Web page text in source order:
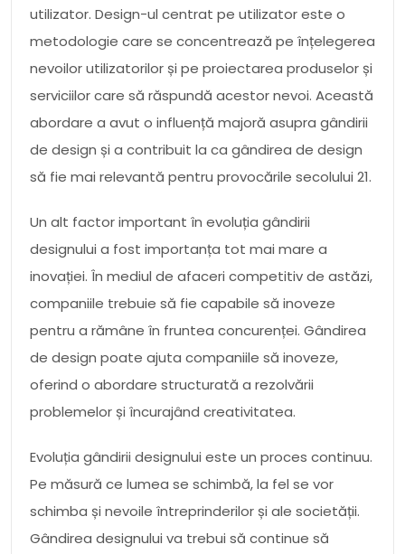
utilizator. Design-ul centrat pe utilizator este o
metodologie care se concentrează pe înțelegerea
nevoilor utilizatorilor și pe proiectarea produselor și
serviciilor care să răspundă acestor nevoi. Această
abordare a avut o influență majoră asupra gândirii
de design și a contribuit la ca gândirea de design
să fie mai relevantă pentru provocările secolului 21.
Un alt factor important în evoluția gândirii
designului a fost importanța tot mai mare a
inovației. În mediul de afaceri competitiv de astăzi,
companiile trebuie să fie capabile să inoveze
pentru a rămâne în fruntea concurenței. Gândirea
de design poate ajuta companiile să inoveze,
oferind o abordare structurată a rezolvării
problemelor și încurajând creativitatea.
Evoluția gândirii designului este un proces continuu.
Pe măsură ce lumea se schimbă, la fel se vor
schimba și nevoile întreprinderilor și ale societății.
Gândirea designului va trebui să continue să